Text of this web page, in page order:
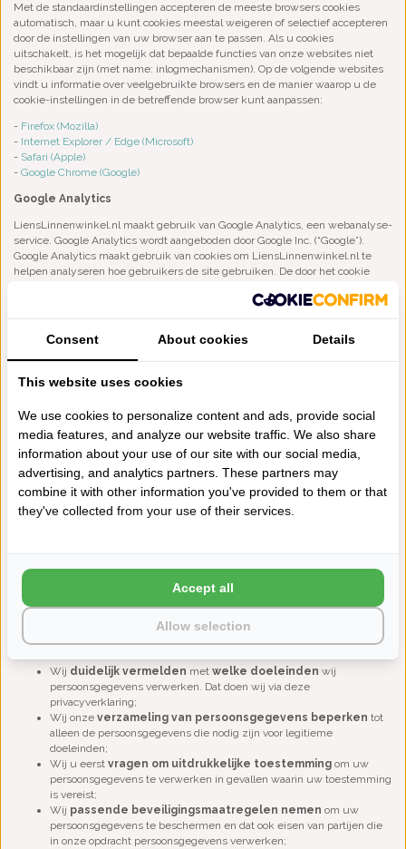
Met de standaardinstellingen accepteren de meeste browsers cookies
automatisch, maar u kunt cookies meestal weigeren of selectief accepteren
door de instellingen van uw browser aan te passen. Als u cookies
uitschakelt, is het mogelijk dat bepaalde functies van onze websites niet
beschikbaar zijn (met name: inlogmechanismen). Op de volgende websites
vindt u informatie over veelgebruikte browsers en de manier waarop u de
cookie-instellingen in de betreffende browser kunt aanpassen:
- Firefox (Mozilla)
- Internet Explorer / Edge (Microsoft)
- Safari (Apple)
- Google Chrome (Google)
Google Analytics
LiensLinnenwinkel.nl maakt gebruik van Google Analytics, een webanalyse-
service. Google Analytics wordt aangeboden door Google Inc. (“Google”).
Google Analytics maakt gebruik van cookies om LiensLinnenwinkel.nl te
helpen analyseren hoe gebruikers de site gebruiken. De door het cookie
uw geanonimiseerde IP-adres) wordt overgebracht naar en door Google
opgeslagen op servers in de Verenigde Staten. Google gebruikt deze
informatie om bij te houden hoe u de website gebruikt, rapporten over de
aan te bieden met betrekking tot website-activiteit en internetgebruik.
Google mag deze informatie aan derden verschaffen indien Google hiertoe
Google verwerkt. Google kan uw IP-adres niet combineren met andere
gegevens waarover Google beschikt.
Zie onzecookieverklaringvoor meer info en uitleg
---------------------------------------------------------
AVG 2.0 per 25 mei 2018
Via onze webwinkel worden privacygevoelige gegevens oftewel
persoonsgegevens verwerkt. LiensLinnenwinkel.nl acht een zorgvuldige
omgang met persoonsgegevens van groot belang. Persoonlijke gegevens
worden door ons dan ook zorgvuldig verwerkt en beveiligd.
Bij onze verwerking houden wij ons aan de eisen die de privacywetgeving
stelt. Dat betekent onder andere dat:
Wij duidelijk vermelden met welke doeleinden wij
persoonsgegevens verwerken. Dat doen wij via deze
privacyverklaring;
Wij onze verzameling van persoonsgegevens beperken tot
alleen de persoonsgegevens die nodig zijn voor legitieme
doeleinden;
Wij u eerst vragen om uitdrukkelijke toestemming om uw
persoonsgegevens te verwerken in gevallen waarin uw toestemming
is vereist;
Wij passende beveiligingsmaatregelen nemen om uw
persoonsgegevens te beschermen en dat ook eisen van partijen die
in onze opdracht persoonsgegevens verwerken;
Consent About cookies Details
This website uses cookies
We use cookies to personalize content and ads, provide social
media features, and analyze our website traffic. We also share
information about your use of our site with our social media,
advertising, and analytics partners. These partners may
combine it with other information you've provided to them or that
they've collected from your use of their services.
Allow selection
Accept all